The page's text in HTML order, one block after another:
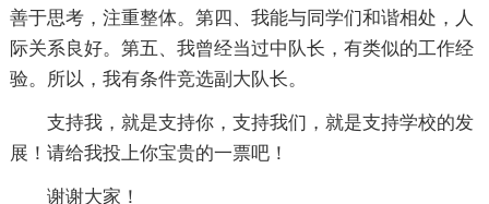
善于思考，注重整体。第四、我能与同学们和谐相处，人
际关系良好。第五、我曾经当过中队长，有类似的工作经
验。所以，我有条件竞选副大队长。
支持我，就是支持你，支持我们，就是支持学校的发
展！请给我投上你宝贵的一票吧！
谢谢大家！